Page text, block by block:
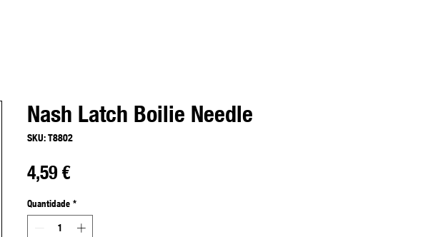
Nash Latch Boilie Needle
SKU: T8802
4,59 €Preço
Quantidade *